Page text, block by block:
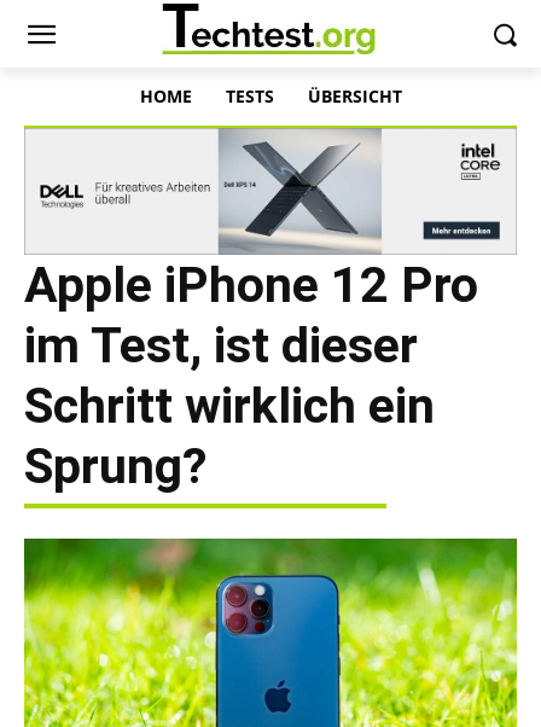
HOME TESTS ÜBERSICHT
Apple iPhone 12 Pro
im Test, ist dieser
Schritt wirklich ein
Sprung?